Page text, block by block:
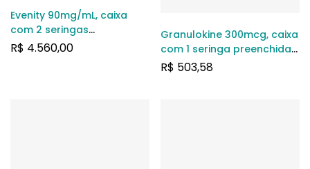
Evenity 90mg/mL, caixa
com 2 seringas
preenchidas com 1,17mL de
R$ 4.560,00
Granulokine 300mcg, caixa
com 1 seringa preenchida
com 0,5mL de solução de
R$ 503,58